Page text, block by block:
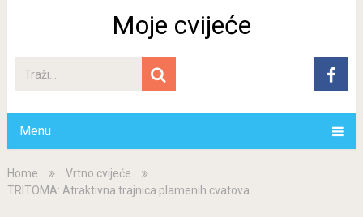
Moje cvijeće
Menu
Home
Vrtno cvijeće
TRITOMA: Atraktivna trajnica plamenih cvatova